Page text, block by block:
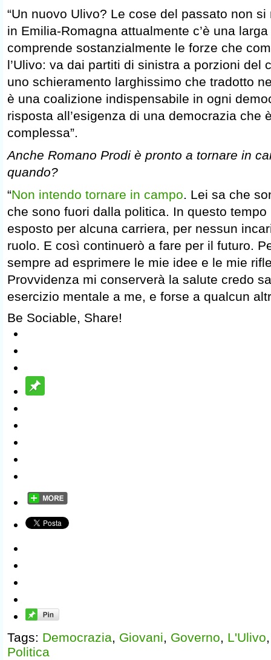
“Un nuovo Ulivo? Le cose del passato non
in Emilia-Romagna attualmente c’è una
comprende sostanzialmente le forze che
l’Ulivo: va dai partiti di sinistra a porzioni del
uno schieramento larghissimo che tradotto
è una coalizione indispensabile in ogni
risposta all’esigenza di una democrazia che
complessa”.
Anche Romano Prodi è pronto a tornare in
quando?
“Non intendo tornare in campo. Lei sa che
che sono fuori dalla politica. In questo
esposto per alcuna carriera, per nessun
ruolo. E così continuerò a fare per il futuro.
sempre ad esprimere le mie idee e le mie
Provvidenza mi conserverà la salute credo
esercizio mentale a me, e forse a qualcun
Be Sociable, Share!
Tags: Democrazia, Giovani, Governo, L'Ulivo
Politica